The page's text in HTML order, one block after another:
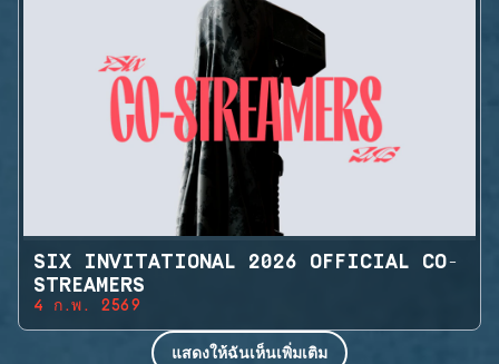
SIX INVITATIONAL 2026 OFFICIAL CO-
STREAMERS
4 ก.พ. 2569
แสดงให้ฉันเห็นเพิ่มเติม